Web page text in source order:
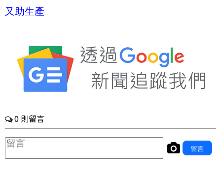
又助生產